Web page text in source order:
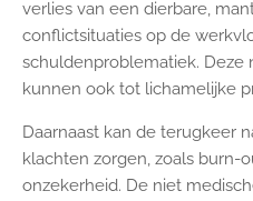
verlies van een dierbare,
conflictsituaties op de
schuldenproblematiek. Deze
kunnen ook tot lichamelijke
Daarnaast kan de terugkeer
klachten zorgen, zoals burn-
onzekerheid. De niet